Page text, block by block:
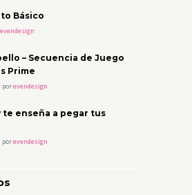
Básico
evendesign
– Secuencia de Juego
Prime
porevendesign
te enseña a pegar tus
porevendesign